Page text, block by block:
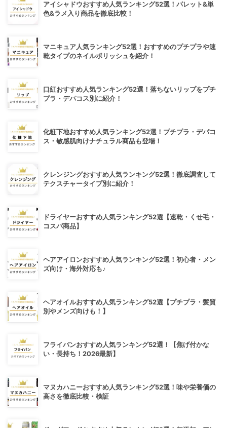
アイシャドウおすすめ人気ランキング52選！パレット&単
色&ラメ入り商品を徹底比較！
マニキュア人気ランキング52選！おすすめのプチプラや速
乾タイプのネイルポリッシュを紹介！
口紅おすすめ人気ランキング52選！落ちないリップをプチ
プラ・デパコス別に紹介！
化粧下地おすすめ人気ランキング52選！プチプラ・デパコ
ス・敏感肌向けナチュラル商品も登場！
クレンジングおすすめ人気ランキング52選！徹底調査して
テクスチャータイプ別に紹介！
ドライヤーおすすめ人気ランキング52選【速乾・くせ毛・
コスパ商品】
ヘアアイロンおすすめ人気ランキング52選！初心者・メン
ズ向け・海外対応も♪
ヘアオイルおすすめ人気ランキング52選【プチプラ・髪質
別やメンズ向けも！】
フライパンおすすめ人気ランキング52選！【焦げ付かな
い・長持ち！2026最新】
マヌカハニーおすすめ人気ランキング52選！味や栄養価の
高さを徹底比較・検証